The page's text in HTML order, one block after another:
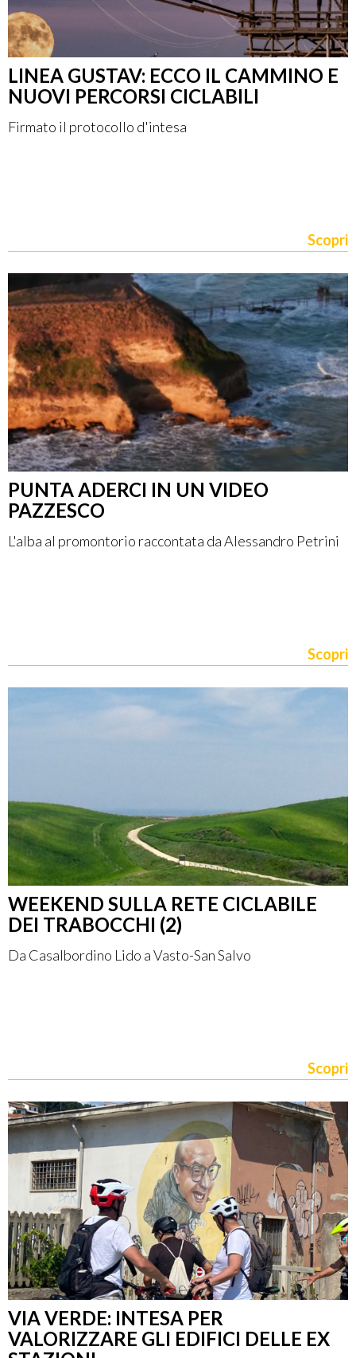
LINEA GUSTAV: ECCO IL CAMMINO E
NUOVI PERCORSI CICLABILI
Firmato il protocollo d'intesa
Scopri
PUNTA ADERCI IN UN VIDEO
PAZZESCO
L'alba al promontorio raccontata da Alessandro Petrini
Scopri
WEEKEND SULLA RETE CICLABILE
DEI TRABOCCHI (2)
Da Casalbordino Lido a Vasto-San Salvo
Scopri
VIA VERDE: INTESA PER
VALORIZZARE GLI EDIFICI DELLE EX